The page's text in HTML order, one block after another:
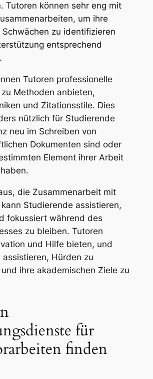
Tutoren können sehr eng mit
um ihre
Schwächen zu identifizieren
entsprechend
Tutoren professionelle
Methoden anbieten,
und Zitationsstile. Dies
nützlich für Studierende
neu im Schreiben von
Dokumenten sind oder
Element ihrer Arbeit
die Zusammenarbeit mit
Studierende assistieren,
fokussiert während des
zu bleiben. Tutoren
und Hilfe bieten, und
assistieren, Hürden zu
ihre akademischen Ziele zu
für
finden